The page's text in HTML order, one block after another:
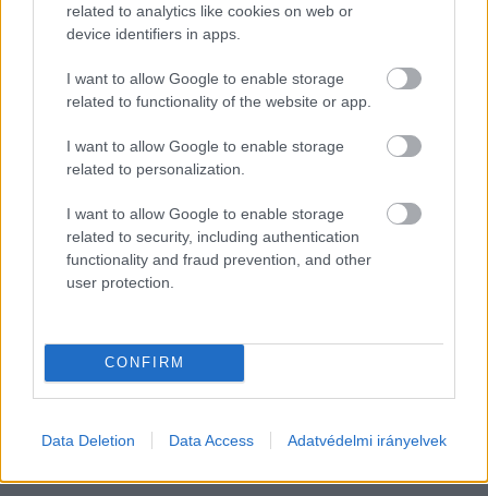
related to analytics like cookies on web or
device identifiers in apps.
I want to allow Google to enable storage
related to functionality of the website or app.
I want to allow Google to enable storage
related to personalization.
I want to allow Google to enable storage
related to security, including authentication
functionality and fraud prevention, and other
user protection.
CONFIRM
Data Deletion Data Access Adatvédelmi irányelvek
feltétel.
Az ajánlóíven fel kell tüntetni az ajánlást gyűjtő
személy nevét, személyi azonosítóját vagy a
igazolványának (személyazonosító igazolvány/
A választópolgár több jelöltet is ajánlhat,
azonban egy jelöltet csak egy ajánlással
Ajánlást az állampolgárok zaklatása nélkül
bárhol lehet gyűjteni, az alábbi kivételekkel: